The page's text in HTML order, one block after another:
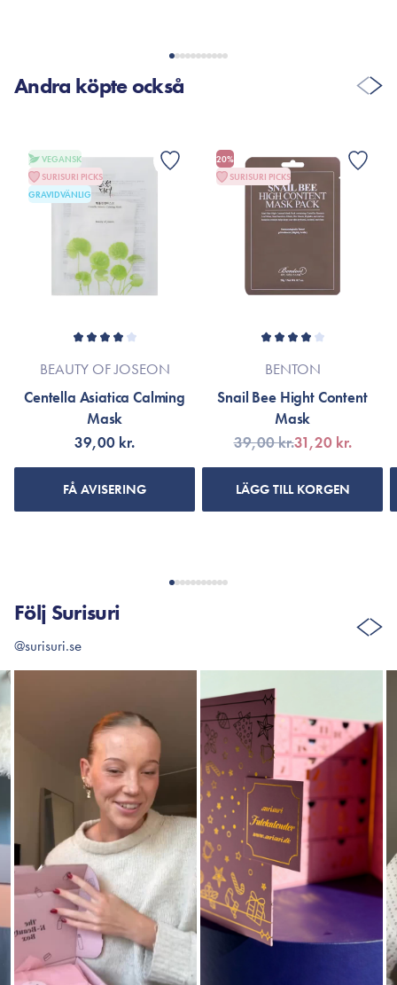
Andra köpte också
VEGANSK
SURISURI PICKS
GRAVIDVÄNLIG
BEAUTY OF JOSEON
Centella Asiatica Calming
Mask
39,00 kr.
FÅ AVISERING
20%
SURISURI PICKS
BENTON
Snail Bee Hight Content
Mask
39,00 kr.31,20 kr.
LÄGG TILL KORGEN
Följ Surisuri
@surisuri.se